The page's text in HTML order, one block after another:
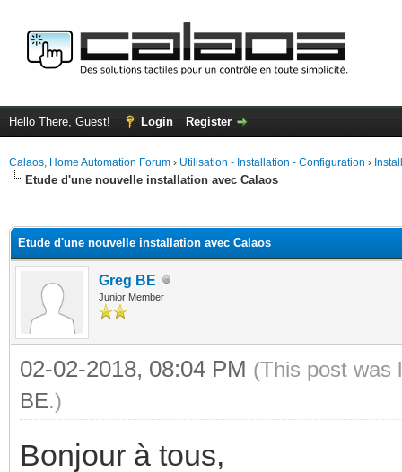
Hello There, Guest! Login Register
Calaos, Home Automation Forum › Utilisation - Installation - Configuration ›
Etude d'une nouvelle installation avec Calaos
Etude d'une nouvelle installation avec Calaos
Greg BE
Junior Member
02-02-2018, 08:04 PM (This post was
BE.)
Bonjour à tous,